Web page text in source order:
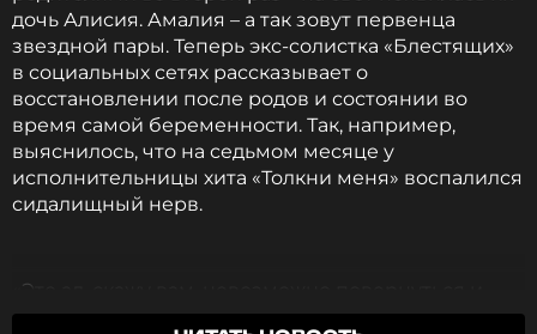
Фото: соцсети Юлии Ковальчук
Читайте нас в Телеграме, чтобы
оставаться в курсе событий
дочь Алисия. Амалия – а так зовут первенца
звездной пары. Теперь экс-солистка «Блестящих»
в социальных сетях рассказывает о
восстановлении после родов и состоянии во
время самой беременности. Так, например,
выяснилось, что на седьмом месяце у
исполнительницы хита «Толкни меня» воспалился
сидалищный нерв.
«Это ад, скажу вам, невозможно повернуться и
пошевелиться. Каждое утро я делала